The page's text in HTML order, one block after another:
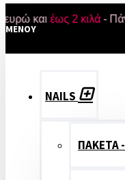
έως 2 κιλά- Πάνω από
MENOY
NAILS
ΠΑΚΕΤΑ